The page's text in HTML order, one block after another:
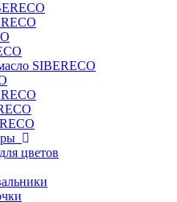
SIBERECO
цветов